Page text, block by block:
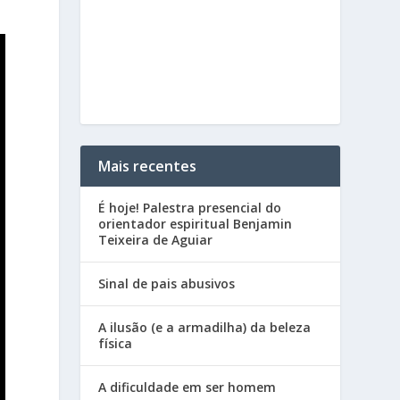
Mais recentes
É hoje! Palestra presencial do
orientador espiritual Benjamin
Teixeira de Aguiar
Sinal de pais abusivos
A ilusão (e a armadilha) da beleza
física
A dificuldade em ser homem